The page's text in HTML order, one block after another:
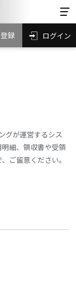
録 ログイン
グが運営するシス
細、領収書や受領
ご留意ください。